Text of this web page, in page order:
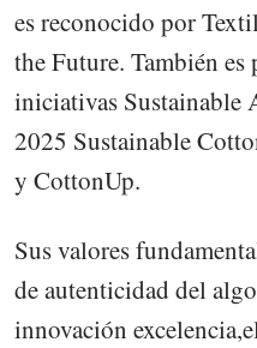
es reconocido por
the Future. También
iniciativas Sustainable
2025 Sustainable
y CottonUp.
Sus valores
de autenticidad del
innovación